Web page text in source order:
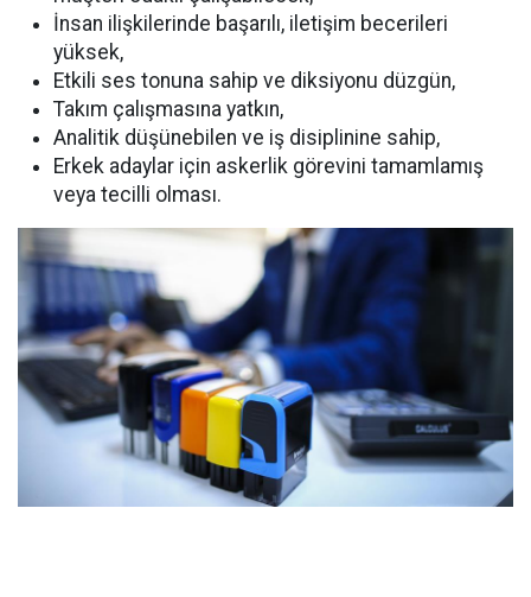
İnsan ilişkilerinde başarılı, iletişim becerileri
yüksek,
Etkili ses tonuna sahip ve diksiyonu düzgün,
Takım çalışmasına yatkın,
Analitik düşünebilen ve iş disiplinine sahip,
Erkek adaylar için askerlik görevini tamamlamış
veya tecilli olması.